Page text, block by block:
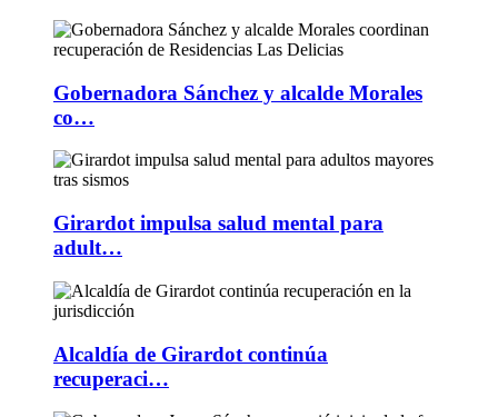
Gobernadora Sánchez y alcalde Morales
co…
Girardot impulsa salud mental para
adult…
Alcaldía de Girardot continúa
recuperaci…